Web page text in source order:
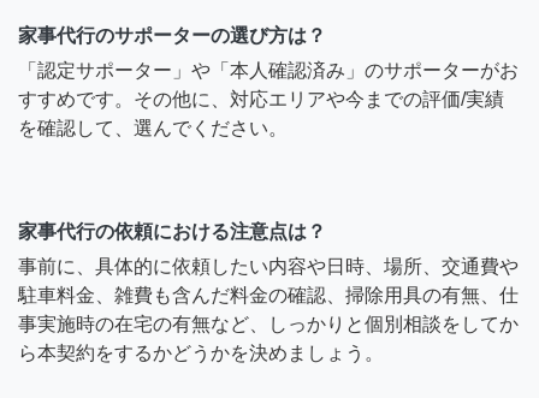
家事代行のサポーターの選び方は？
「認定サポーター」や「本人確認済み」のサポーターがお
すすめです。その他に、対応エリアや今までの評価/実績
を確認して、選んでください。
家事代行の依頼における注意点は？
事前に、具体的に依頼したい内容や日時、場所、交通費や
駐車料金、雑費も含んだ料金の確認、掃除用具の有無、仕
事実施時の在宅の有無など、しっかりと個別相談をしてか
ら本契約をするかどうかを決めましょう。